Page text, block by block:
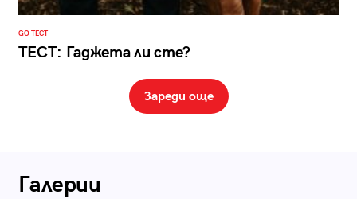
GO ТЕСТ
ТЕСТ: Гаджета ли сте?
Зареди още
Галерии